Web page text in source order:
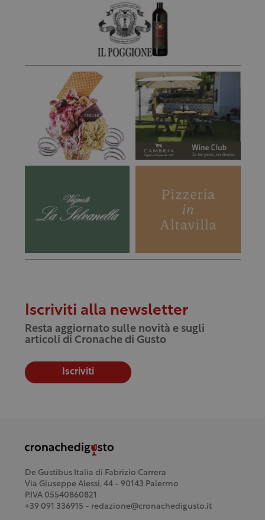
Iscriviti alla newsletter
Resta aggiornato sulle novità e sugli
articoli di Cronache di Gusto
Iscriviti
De Gustibus Italia di Fabrizio Carrera
Via Giuseppe Alessi, 44 - 90143 Palermo
P.IVA 05540860821
+39 091 336915 - redazione@cronachedigusto.it